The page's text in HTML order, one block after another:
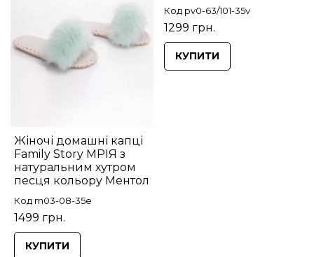
Жіночі домашні капці
Family Story МРІЯ з
натуральним хутром
песця кольору Ментол
Код m03-08-35e
1499 грн.
КУПИТИ
Код pv0-63/101-35v
1299 грн.
КУПИТИ